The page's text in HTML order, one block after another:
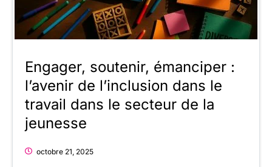
Engager, soutenir, émanciper :
l’avenir de l’inclusion dans le
travail dans le secteur de la
jeunesse
octobre 21, 2025